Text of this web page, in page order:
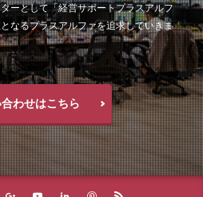
ーとして「経営サポートプラスアルフ
なるプラスアルファを追求していきま
わせはこちら